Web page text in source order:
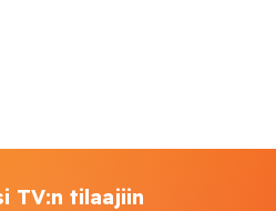
TV:n tilaajiin